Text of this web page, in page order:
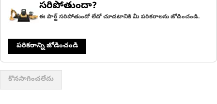
సరిపోతుందా?
ఈ పార్ట్ సరిపోతుందో లేదో చూడటానికి మీ పరికరాలను జోడించండి.
పరికరాన్ని జోడించండి
కొనసాగించలేదు